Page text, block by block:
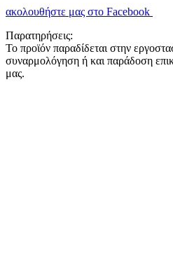
ακολουθήστε μας στο Facebook
Παρατηρήσεις:
Το προϊόν παραδίδεται στην
συναρμολόγηση ή και παράδοση
μας.